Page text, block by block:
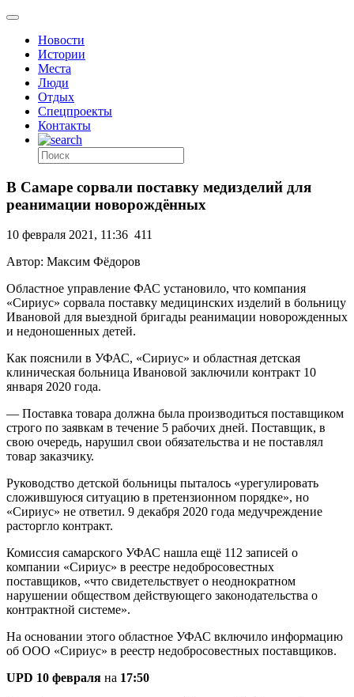
Новости
Истории
Места
Люди
Отдых
Спецпроекты
Контакты
В Самаре сорвали поставку медизделий для
реанимации новорождённых
10 февраля 2021, 11:36 411
Автор: Максим Фёдоров
Областное управление ФАС установило, что компания
«Сириус» сорвала поставку медицинских изделий в больницу
Ивановой для выездной бригады реанимации новорожденных
и недоношенных детей.
Как пояснили в УФАС, «Сириус» и областная детская
клиническая больница Ивановой заключили контракт 10
января 2020 года.
— Поставка товара должна была производиться поставщиком
строго по заявкам в течение 5 рабочих дней. Поставщик, в
свою очередь, нарушил свои обязательства и не поставлял
товар заказчику.
Руководство детской больницы пыталось «урегулировать
сложившуюся ситуацию в претензионном порядке», но
«Сириус» не ответил. 9 декабря 2020 года медучреждение
расторгло контракт.
Комиссия самарского УФАС нашла ещё 112 записей о
компании «Сириус» в реестре недобросовестных
поставщиков, «что свидетельствует о неоднократном
нарушении обществом действующего законодательства о
контрактной системе».
На основании этого областное УФАС включило информацию
об ООО «Сириус» в реестр недобросовестных поставщиков.
UPD 10 февраля на 17:50